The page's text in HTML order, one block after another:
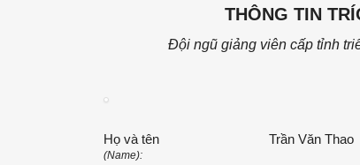
THÔNG TIN
Đội ngũ giảng viên cấp tỉnh
Họ và tên
(Name):
Trần Văn Thao